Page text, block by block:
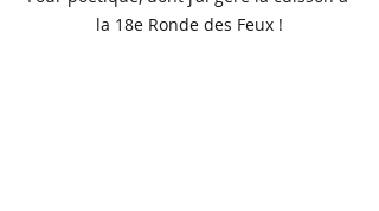
la 18e Ronde des Feux !